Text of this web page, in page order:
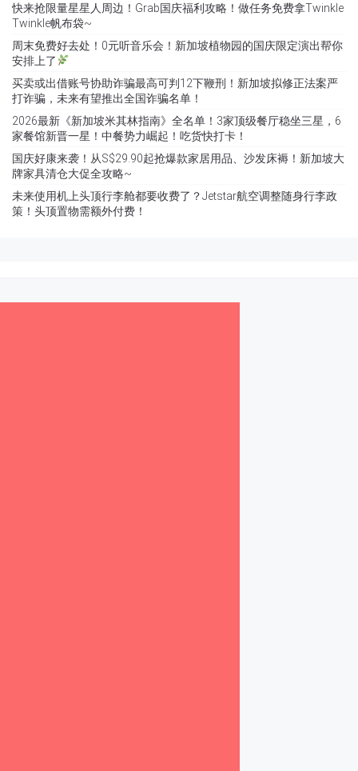
快来抢限量星星人周边！Grab国庆福利攻略！做任务免费拿Twinkle
Twinkle帆布袋~
周末免费好去处！0元听音乐会！新加坡植物园的国庆限定演出帮你
安排上了
买卖或出借账号协助诈骗最高可判12下鞭刑！新加坡拟修正法案严
打诈骗，未来有望推出全国诈骗名单！
2026最新《新加坡米其林指南》全名单！3家顶级餐厅稳坐三星，6
家餐馆新晋一星！中餐势力崛起！吃货快打卡！
国庆好康来袭！从S$29.90起抢爆款家居用品、沙发床褥！新加坡大
牌家具清仓大促全攻略~
未来使用机上头顶行李舱都要收费了？Jetstar航空调整随身行李政
策！头顶置物需额外付费！